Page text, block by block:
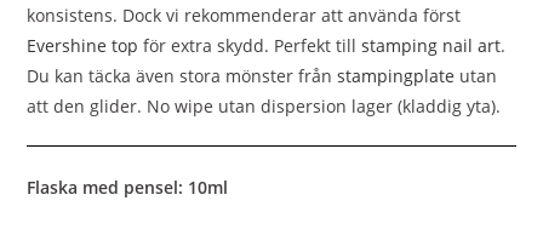
konsistens. Dock vi rekommenderar att använda först
Evershine top för extra skydd. Perfekt tillstamping nail art.
Du kan täcka även stora mönster frånstampingplate utan
att den glider. No wipe utan dispersion lager (kladdig yta).
Flaska med pensel: 10ml